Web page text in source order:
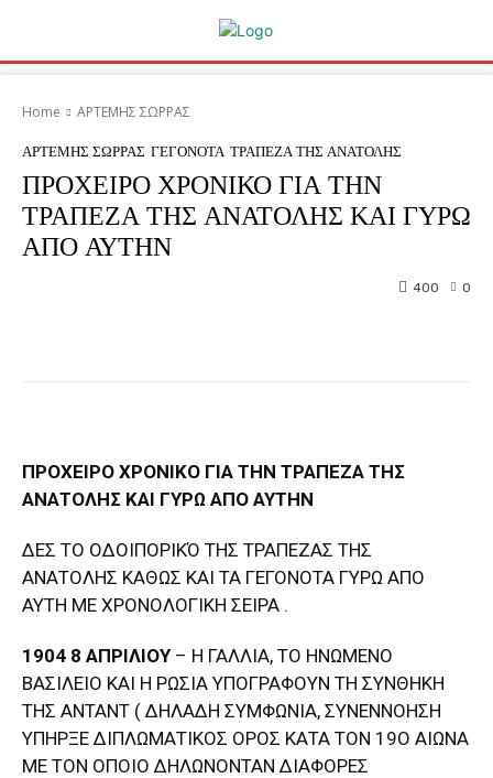
Home ΑΡΤΕΜΗΣ ΣΩΡΡΑΣ
ΑΡΤΕΜΗΣ ΣΩΡΡΑΣ ΓΕΓΟΝΟΤΑ ΤΡΑΠΕΖΑ ΤΗΣ ΑΝΑΤΟΛΗΣ
ΠΡΟΧΕΙΡΟ ΧΡΟΝΙΚΟ ΓΙΑ ΤΗΝ
ΤΡΑΠΕΖΑ ΤΗΣ ΑΝΑΤΟΛΗΣ ΚΑΙ ΓΥΡΩ
ΑΠΟ ΑΥΤΗΝ
0
400
ΠΡΟΧΕΙΡΟ ΧΡΟΝΙΚΟ ΓΙΑ ΤΗΝ ΤΡΑΠΕΖΑ ΤΗΣ
ΑΝΑΤΟΛΗΣ ΚΑΙ ΓΥΡΩ ΑΠΟ ΑΥΤΗΝ
ΔΕΣ ΤΟ ΟΔΟΙΠΟΡΙΚΌ ΤΗΣ ΤΡΑΠΕΖΑΣ ΤΗΣ
ΑΝΑΤΟΛΗΣ ΚΑΘΩΣ ΚΑΙ ΤΑ ΓΕΓΟΝΟΤΑ ΓΥΡΩ ΑΠΟ
ΑΥΤΗ ΜΕ ΧΡΟΝΟΛΟΓΙΚΗ ΣΕΙΡΑ .
1904 8 ΑΠΡΙΛΙΟΥ– Η ΓΑΛΛΙΑ, ΤΟ ΗΝΩΜΕΝΟ
ΒΑΣΙΛΕΙΟ ΚΑΙ Η ΡΩΣΙΑ ΥΠΟΓΡΑΦΟΥΝ ΤΗ ΣΥΝΘΗΚΗ
ΤΗΣ ΑΝΤΑΝΤ ( ΔΗΛΑΔΗ ΣΥΜΦΩΝΙΑ, ΣΥΝΕΝΝΟΗΣΗ
ΥΠΗΡΞΕ ΔΙΠΛΩΜΑΤΙΚΟΣ ΟΡΟΣ ΚΑΤΑ ΤΟΝ 19Ο ΑΙΩΝΑ
ΜΕ ΤΟΝ ΟΠΟΙΟ ΔΗΛΩΝΟΝΤΑΝ ΔΙΑΦΟΡΕΣ